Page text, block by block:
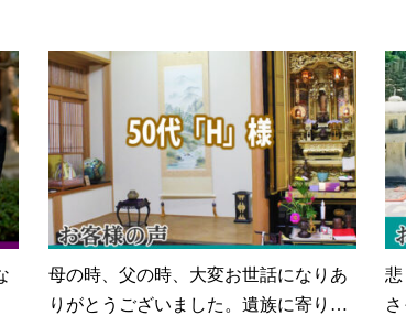
母の時、父の時、大変お世話になりあ
りがとうございました。遺族に寄り…